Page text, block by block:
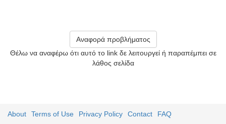
Αναφορά προβλήματος
Θέλω να αναφέρω ότι αυτό το link δε λειτουργεί ή παραπέμπει σε
λάθος σελίδα
About Terms of Use Privacy Policy Contact FAQ